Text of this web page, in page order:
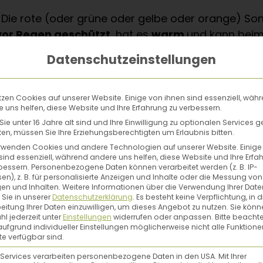
Die rote (oder grüne oder gelbe oder orange)
Regen geschützt, hat eswarmund kann
ums Stützen keine Gedanken machen. Dafür
du grundsätzlich6 Wochen vor dem
Frischluft tanken, in kühleren Gegenden
Die idealeKeimtemperatur liegt dabei
Kühle (15 °C).Nach 2–3 Wochenkannst du sie
ein paar Tage lang untertags ins Freie. Damit
um dir für Salat, Sugo und Caprese ausreichend
bestenreifen Kompost oder Wurmhumus
so grün sind, ist es Zeit, nachzudüngen.
Datenschutzeinstellungen
Cookies auf unserer Website. Einige von ihnen sind essenziell,
uns helfen, diese Website und Ihre Erfahrung zu verbessern.
unter 16 Jahre alt sind und Ihre Einwilligung zu optionalen Services
müssen Sie Ihre Erziehungsberechtigten um Erlaubnis bitten.
Cookies und andere Technologien auf unserer Website.
essenziell, während andere uns helfen, diese Website und Ihre
Personenbezogene Daten können verarbeitet werden (z. B. IP-
z. B. für personalisierte Anzeigen und Inhalte oder die Messung von
und Inhalten. Weitere Informationen über die Verwendung Ihrer
in unsererDatenschutzerklärung. Es besteht keine Verpflichtung, in
Ihrer Daten einzuwilligen, um dieses Angebot zu nutzen. Sie
jederzeit unterEinstellungen widerrufen oder anpassen. Bitte
individueller Einstellungen möglicherweise nicht alle
verfügbar sind.
verarbeiten personenbezogene Daten in den USA. Mit Ihrer